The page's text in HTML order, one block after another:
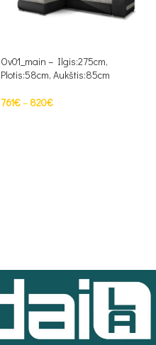
Ov01_main – Ilgis:275cm,
Plotis:58cm, Aukštis:85cm
761€– 820€